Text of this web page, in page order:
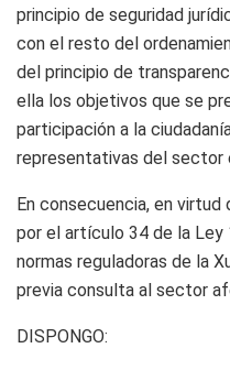
principio de seguridad
con el resto del
del principio de
ella los objetivos que se
participación a la
representativas del sector
En consecuencia, en
por el artículo 34 de la
normas reguladoras de la
previa consulta al sector
DISPONGO: